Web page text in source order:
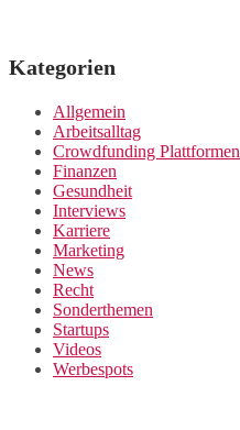
Kategorien
Allgemein
Arbeitsalltag
Crowdfunding Plattformen
Finanzen
Gesundheit
Interviews
Karriere
Marketing
News
Recht
Sonderthemen
Startups
Videos
Werbespots